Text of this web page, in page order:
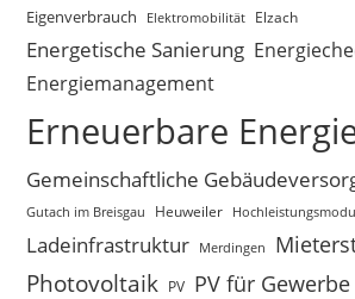
Eigenverbrauch Elektromobilität Elzach
Energetische Sanierung
Energiemanagement
Erneuerbare
Gemeinschaftliche
Gutach im Breisgau
Heuweiler
Ladeinfrastruktur Merdingen
Photovoltaik PV PV für Gewerbe